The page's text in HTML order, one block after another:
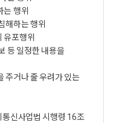
는 행위
해하는 행위
유포행위
등 일정한 내용을
주거나 줄 우려가 있는
신사업법 시행령 16조